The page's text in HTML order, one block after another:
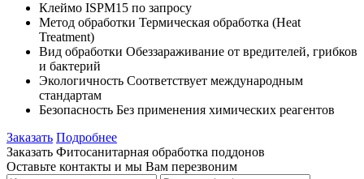
Клеймо ISPM15 по запросу
Метод обработки Термическая обработка (Heat
Treatment)
Вид обработки Обеззараживание от вредителей, грибков
и бактерий
Экологичность Соответствует международным
стандартам
Безопасность Без применения химических реагентов
Заказать Подробнее
Заказать Фитосанитарная обработка поддонов
Оставьте контакты и мы Вам перезвоним